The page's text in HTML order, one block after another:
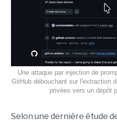
Une attaque par injection de
GitHub débouchant sur l'extraction
privées vers un dépôt
Selon une dernière étude